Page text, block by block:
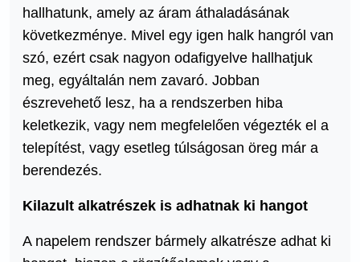
hallhatunk, amely az áram áthaladásának
következménye. Mivel egy igen halk hangról van
szó, ezért csak nagyon odafigyelve hallhatjuk
meg, egyáltalán nem zavaró. Jobban
észrevehető lesz, ha a rendszerben hiba
keletkezik, vagy nem megfelelően végezték el a
telepítést, vagy esetleg túlságosan öreg már a
berendezés.
Kilazult alkatrészek is adhatnak ki hangot
A napelem rendszer bármely alkatrésze adhat ki